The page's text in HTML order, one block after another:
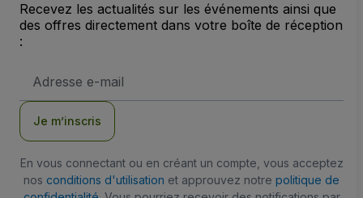
Recevez les actualités sur les événements ainsi que
des offres directement dans votre boîte de réception
:
e-
Je m’inscris
En vous connectant ou en créant un compte, vous acceptez
nos conditions d'utilisation et approuvez notre politique de